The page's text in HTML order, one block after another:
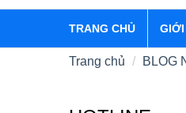
TRANG CHỦ
Trang chủ BLOG